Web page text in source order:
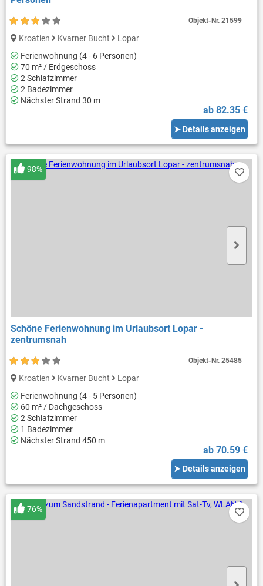
Kroatien Kvarner Bucht
Lopar
Ferienwohnung (4 - 6 Personen)
70 m² / Erdgeschoss
2 Schlafzimmer
2 Badezimmer
Nächster Strand 30 m
ab 82.35 €
➤ Details anzeigen
Objekt-Nr.21599
Schöne Ferienwohnung im Urlaubsort Lopar -
zentrumsnah
98%
Kroatien Kvarner Bucht
Lopar
Ferienwohnung (4 - 5 Personen)
60 m² / Dachgeschoss
2 Schlafzimmer
1 Badezimmer
Nächster Strand 450 m
ab 70.59 €
➤ Details anzeigen
Objekt-Nr.25485
76%